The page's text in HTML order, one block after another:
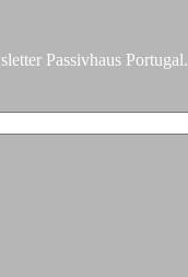
Passivhaus Portugal.